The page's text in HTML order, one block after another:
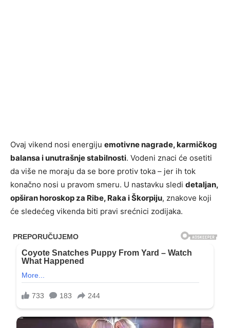
Ovaj vikend nosi energiju emotivne nagrade, karmičkog
balansa i unutrašnje stabilnosti. Vodeni znaci će osetiti
da više ne moraju da se bore protiv toka – jer ih tok
konačno nosi u pravom smeru. U nastavku sledi detaljan,
opširan horoskop za Ribe, Raka i Škorpiju, znakove koji
će sledećeg vikenda biti pravi srećnici zodijaka.